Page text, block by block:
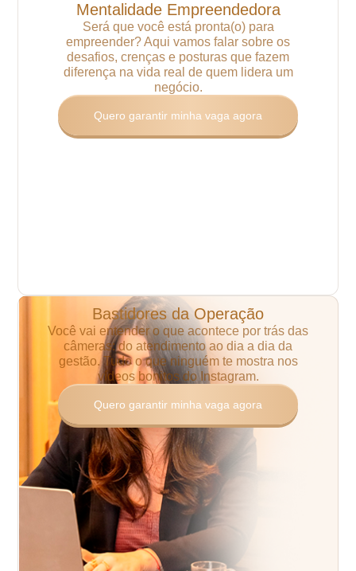
Mentalidade Empreendedora
Será que você está pronta(o) para
empreender?Aqui vamos falar sobre os
desafios, crenças e posturas que fazem
diferença na vida real de quem lidera um
negócio.
Quero garantir minha vaga agora
Bastidores da Operação
Você vai entender o que acontece por trás das
câmeras:do atendimento ao dia a dia da
gestão.Tudo o que ninguém te mostra nos
vídeos bonitos do Instagram.
Quero garantir minha vaga agora